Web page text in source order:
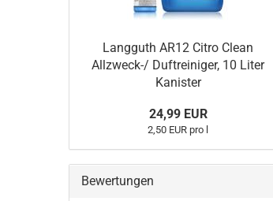
Langguth AR12 Citro Clean
Allzweck-/ Duftreiniger, 10 Liter
Kanister
24,99 EUR
2,50 EUR pro l
Bewertungen